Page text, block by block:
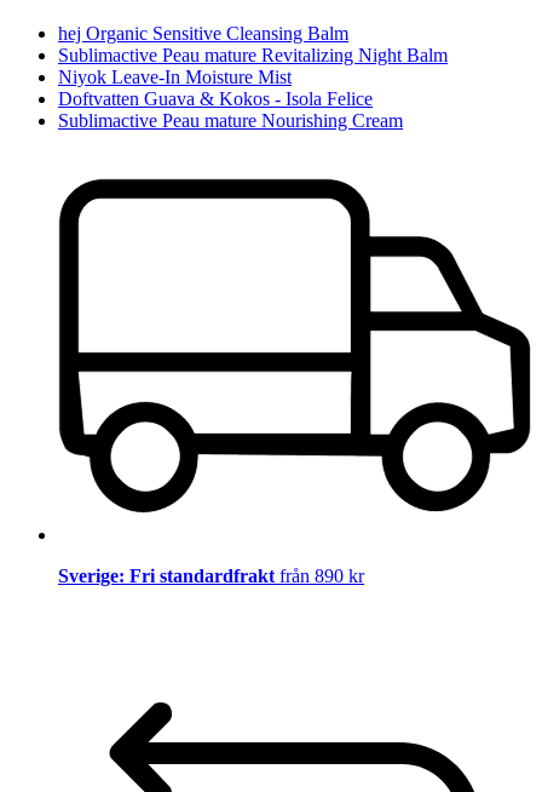
hej Organic Sensitive Cleansing Balm
Sublimactive Peau mature Revitalizing Night Balm
Niyok Leave-In Moisture Mist
Doftvatten Guava & Kokos - Isola Felice
Sublimactive Peau mature Nourishing Cream
Sverige: Fri standardfrakt från 890 kr